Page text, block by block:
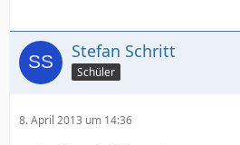
Stefan Schritt
Schüler
8. April 2013 um 14:36